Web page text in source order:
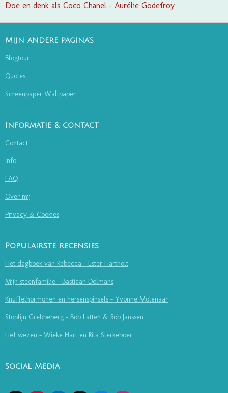
Doe en denk als Coco Chanel - Aurélie Godefroy
Mijn andere pagina's
Blogtour
Quotes
Screenpaper Wallpaper
Informatie & contact
Contact
Info
FAQ
Over mij
Privacy & Cookies
Populairste recensies
Het dagboek van Rebecca - Ester Hartholt
Mijn steenfamilie - Bastiaan Dolmans
Knuffelhormonen en hersenspinsels - Yvonne Molenaar
Stoplijn Grebbeberg - Bob Latten & Rob Janssen
Lief wezen - Wieke Hart en Rita Sterkeboer
Social Media